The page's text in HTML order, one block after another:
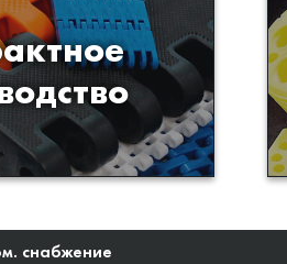
изделий из
полимеров по
чертежам
заказчика
снабжение